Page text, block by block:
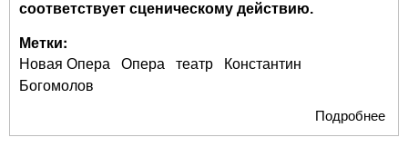
соответствует сценическому действию.
Метки:
Новая Опера Опера театр
Константин
Богомолов
Подробнее